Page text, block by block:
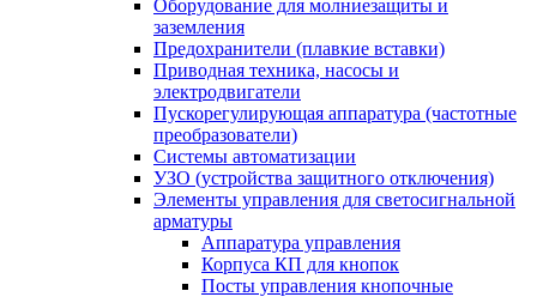
Оборудование для молниезащиты и
заземления
Предохранители (плавкие вставки)
Приводная техника, насосы и
электродвигатели
Пускорегулирующая аппаратура (частотные
преобразователи)
Системы автоматизации
УЗО (устройства защитного отключения)
Элементы управления для светосигнальной
арматуры
Аппаратура управления
Корпуса КП для кнопок
Посты управления кнопочные